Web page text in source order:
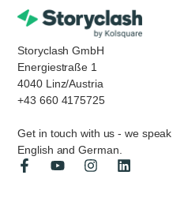
Storyclash GmbH
Energiestraße 1
4040 Linz/Austria
+43 660 4175725
Get in touch with us - we speak
English and German.